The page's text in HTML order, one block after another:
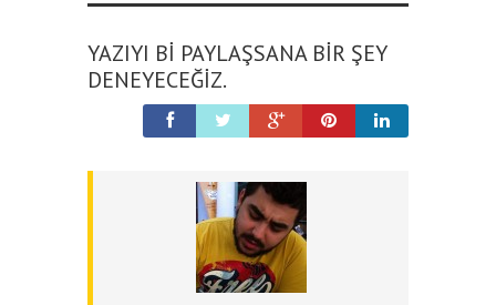
YAZIYI BI PAYLAŞSANA BIR ŞEY
DENEYECEĞIZ.